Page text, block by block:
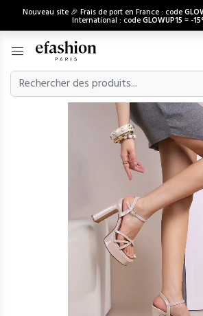
Nouveau site 🎉 Frais de port en France : code
International : codeGLOWUP15 = -